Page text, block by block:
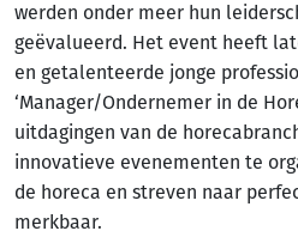
werden onder meer hun
geëvalueerd. Het event heeft
en getalenteerde jonge
‘Manager/Ondernemer in de
uitdagingen van de
innovatieve evenementen te
de horeca en streven naar
merkbaar.